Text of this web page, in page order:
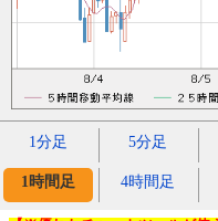
1分足 5分足
1時間足 4時間足